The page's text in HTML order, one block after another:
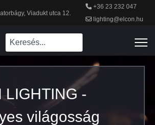
Viadukt utca 12.
+36 23 232 047
lighting@elcon.hu
LIGHTING -
világosság
LIGHTING -
világosság